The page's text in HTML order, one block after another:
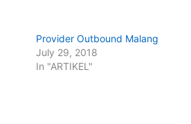
Provider Outbound Malang
July 29, 2018
In "ARTIKEL"